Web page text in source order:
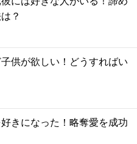
？
供が欲しい！どうすればい
きになった！略奪愛を成功